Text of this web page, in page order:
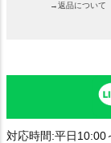
→返品について
対応時間:平日10:00